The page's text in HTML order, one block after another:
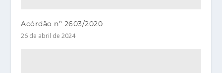
Acórdão nº 2603/2020
26 de abril de 2024